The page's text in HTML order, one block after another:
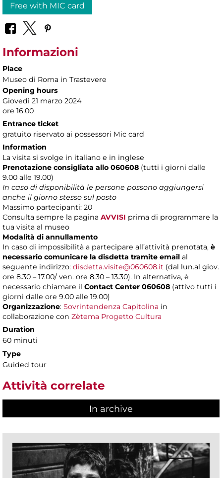
Free with MIC card
Informazioni
Place
Museo di Roma in Trastevere
Opening hours
Giovedì 21 marzo 2024
ore 16.00
Entrance ticket
gratuito riservato ai possessori Mic card
Information
La visita si svolge in italiano e in inglese
Prenotazione consigliata allo 060608 (tutti i giorni dalle
9.00 alle 19.00)
In caso di disponibilità le persone possono aggiungersi
anche il giorno stesso sul posto
Massimo partecipanti: 20
Consulta sempre la pagina AVVISI prima di programmare la
tua visita al museo
Modalità di annullamento
In caso di impossibilità a partecipare all’attività prenotata, è
necessario comunicare la disdetta tramite email al
seguente indirizzo: disdetta.visite@060608.it (dal lun.al giov.
ore 8.30 – 17.00/ ven. ore 8.30 – 13.30). In alternativa, è
necessario chiamare il Contact Center 060608 (attivo tutti i
giorni dalle ore 9.00 alle 19.00)
Organizzazione: Sovrintendenza Capitolina in
collaborazione con Zètema Progetto Cultura
Duration
60 minuti
Type
Guided tour
Attività correlate
In archive